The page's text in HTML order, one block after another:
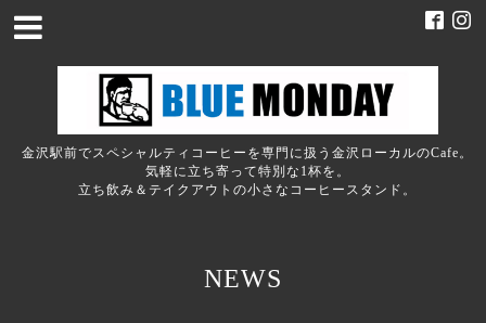
金沢駅前でスペシャルティコーヒーを専門に扱う金沢ローカルのCafe。
気軽に立ち寄って特別な1杯を。
立ち飲み＆テイクアウトの小さなコーヒースタンド。
NEWS